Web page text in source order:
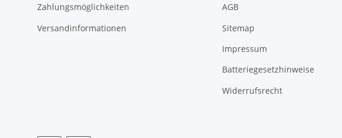
Zahlungsmöglichkeiten
Versandinformationen
AGB
Sitemap
Impressum
Batteriegesetzhinweise
Widerrufsrecht